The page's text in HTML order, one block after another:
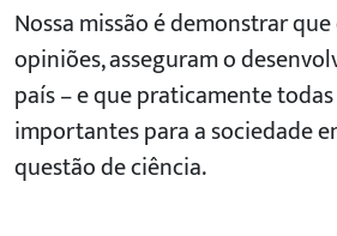
Nossa missão é demonstrar
opiniões, asseguram o
país – e que praticamente
importantes para a sociedade
questão de ciência.